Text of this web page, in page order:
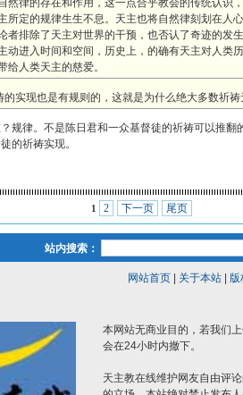
然律的存在和作用，这一点合乎教会的传统认识
所定的规律生生不息。天主也将自然律刻划在人
者排除了天主对世界的干预，也否认了奇迹的发
动进入时间和空间，历史上，的确有天主对人类
给人类天主的慈爱。
实现也是有规则的，这就是为什么绝大多数祈祷
规律。不是陈日君和一众基督徒的祈祷可以推翻
的祈祷实现。
1 2 下一页 尾页
站内搜索：
网站首页| 关于本站| 版
本网站无商业目的，若我们
会在24小时内撤下。
天主教在线维护网友自由评